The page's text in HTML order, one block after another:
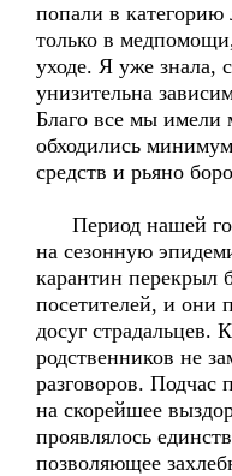
попали в
только в
уходе. Я уже знала,
унизительна
Благо все мы имели
обходились
средств и рьяно
Период нашей
на сезонную
карантин перекрыл
посетителей, и они
досуг страдальцев.
родственников не
разговоров. Подчас
на скорейшее
проявлялось
позволяющее